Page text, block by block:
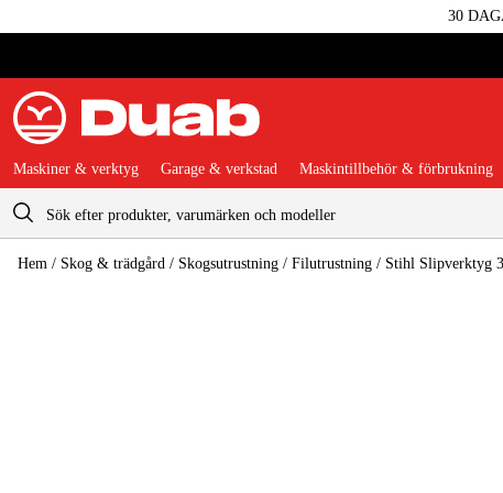
30
Varukorg
Maskiner & verktyg Garage & verkstad Maskintillbehör & förbrukning
Hem / Skog & trädgård / Skogsutrustning / Filutrustning / Stihl Slipverktyg